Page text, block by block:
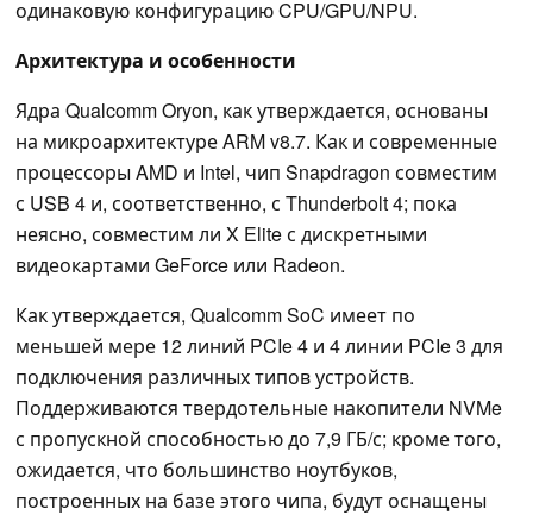
одинаковую конфигурацию CPU/GPU/NPU.
Архитектура и особенности
Ядра Qualcomm Oryon, как утверждается, основаны
на микроархитектуре ARM v8.7. Как и современные
процессоры AMD и Intel, чип Snapdragon совместим
с USB 4 и, соответственно, с Thunderbolt 4; пока
неясно, совместим ли X Elite с дискретными
видеокартами GeForce или Radeon.
Как утверждается, Qualcomm SoC имеет по
меньшей мере 12 линий PCIe 4 и 4 линии PCIe 3 для
подключения различных типов устройств.
Поддерживаются твердотельные накопители NVMe
с пропускной способностью до 7,9 ГБ/с; кроме того,
ожидается, что большинство ноутбуков,
построенных на базе этого чипа, будут оснащены